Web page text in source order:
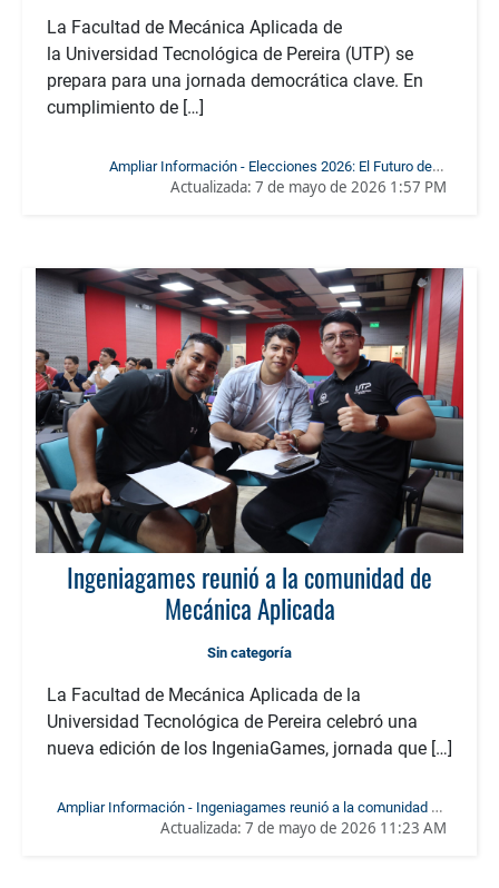
La Facultad de Mecánica Aplicada de
la Universidad Tecnológica de Pereira (UTP) se
prepara para una jornada democrática clave. En
cumplimiento de […]
Ampliar Información - Elecciones 2026: El Futuro de la
Facultad de Mecánica Aplicada en Manos de los Estudiantes
Actualizada: 7 de mayo de 2026 1:57 PM
Ingeniagames reunió a la comunidad de
Mecánica Aplicada
Sin categoría
La Facultad de Mecánica Aplicada de la
Universidad Tecnológica de Pereira celebró una
nueva edición de los IngeniaGames, jornada que […]
Ampliar Información - Ingeniagames reunió a la comunidad de
Mecánica Aplicada
Actualizada: 7 de mayo de 2026 11:23 AM